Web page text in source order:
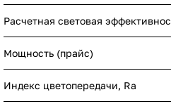
Расчетная световая
Мощность (прайс)
Индекс цветопередачи, Ra